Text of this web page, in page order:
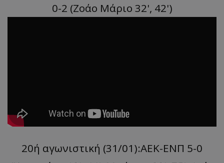
0-2 (Ζοάο Μάριο 32', 42')
20ή αγωνιστική (31/01):ΑΕΚ-ΕΝΠ 5-0